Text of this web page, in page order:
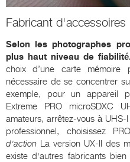
Fabricant d'accessoires
Selon les photographes
plus haut niveau de
choix d’une carte
nécessaire de se concentrer
exemple, pour un appareil
Extreme PRO microSDXC
amateurs, arrêtez-vous à
professionnel, choisissez
d'action La version UX-II des
existe d'autres fabricants